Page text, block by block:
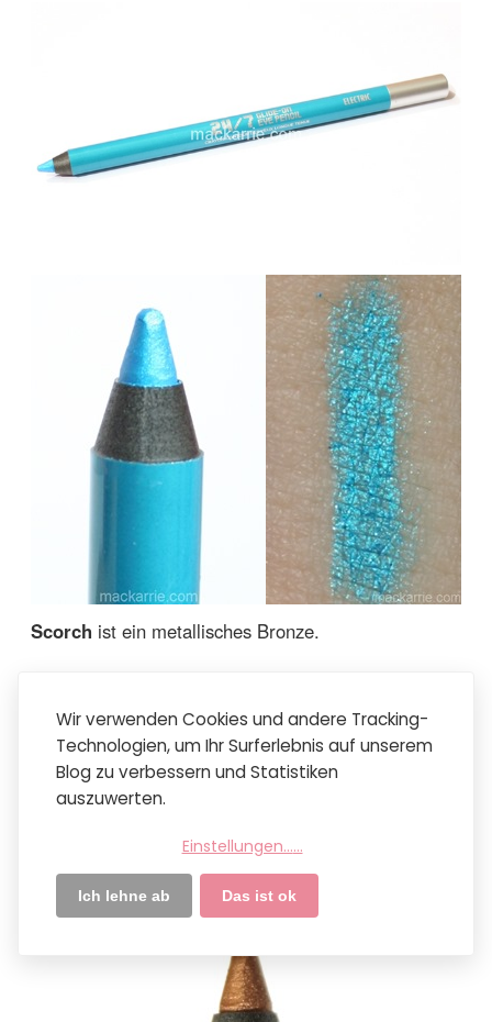
Scorch ist ein metallisches Bronze.
Wir verwenden Cookies und andere Tracking-
Technologien, um Ihr Surferlebnis auf unserem
Blog zu verbessern und Statistiken
auszuwerten.
Einstellungen......
Ich lehne ab Das ist ok